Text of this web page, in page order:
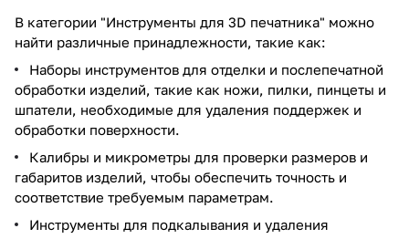
В категории "Инструменты для 3D печатника" можно
найти различные принадлежности, такие как:
Наборы инструментов для отделки и послепечатной
обработки изделий, такие как ножи, пилки, пинцеты и
шпатели, необходимые для удаления поддержек и
обработки поверхности.
Калибры и микрометры для проверки размеров и
габаритов изделий, чтобы обеспечить точность и
соответствие требуемым параметрам.
Инструменты для подкалывания и удаления